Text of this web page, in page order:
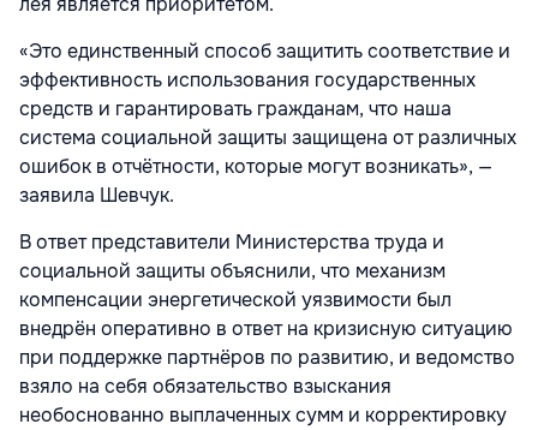
«Это единственный способ защитить соответствие и
эффективность использования государственных
средств и гарантировать гражданам, что наша
система социальной защиты защищена от различных
ошибок в отчётности, которые могут возникать», —
заявила Шевчук.
В ответ представители Министерства труда и
социальной защиты объяснили, что механизм
компенсации энергетической уязвимости был
внедрён оперативно в ответ на кризисную ситуацию
при поддержке партнёров по развитию, и ведомство
взяло на себя обязательство взыскания
необоснованно выплаченных сумм и корректировку